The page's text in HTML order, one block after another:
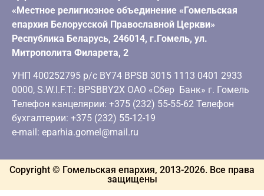
«Местное религиозное объединение «Гомельская
епархия Белорусской Православной Церкви»
Республика Беларусь, 246014, г.Гомель, ул.
Митрополита Филарета, 2
УНП 400252795 р/с BY74 BPSB 3015 1113 0401 2933
0000, S.W.I.F.T.: BPSBBY2X ОАО «Сбер Банк» г. Гомель
Телефон канцелярии: +375 (232) 55-55-62 Телефон
бухгалтерии: +375 (232) 55-12-19
e-mail: eparhia.gomel@mail.ru
Copyright © Гомельская епархия, 2013-2026. Все права
защищены